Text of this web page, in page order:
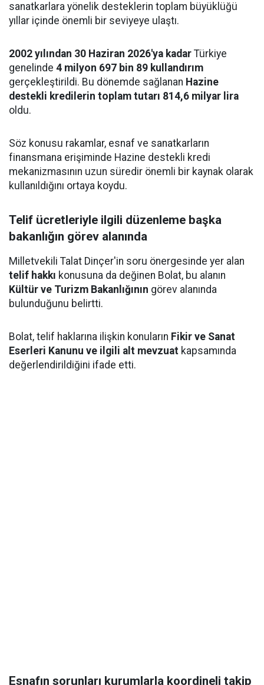
sanatkarlara yönelik desteklerin toplam büyüklüğü
yıllar içinde önemli bir seviyeye ulaştı.
2002 yılından 30 Haziran 2026'ya kadar Türkiye
genelinde 4 milyon 697 bin 89 kullandırım
gerçekleştirildi. Bu dönemde sağlanan Hazine
destekli kredilerin toplam tutarı 814,6 milyar lira
oldu.
Söz konusu rakamlar, esnaf ve sanatkarların
finansmana erişiminde Hazine destekli kredi
mekanizmasının uzun süredir önemli bir kaynak olarak
kullanıldığını ortaya koydu.
Telif ücretleriyle ilgili düzenleme başka
bakanlığın görev alanında
Milletvekili Talat Dinçer'in soru önergesinde yer alan
telif hakkı konusuna da değinen Bolat, bu alanın
Kültür ve Turizm Bakanlığının görev alanında
bulunduğunu belirtti.
Bolat, telif haklarına ilişkin konuların Fikir ve Sanat
Eserleri Kanunu ve ilgili alt mevzuat kapsamında
değerlendirildiğini ifade etti.
Esnafın sorunları kurumlarla koordineli takip